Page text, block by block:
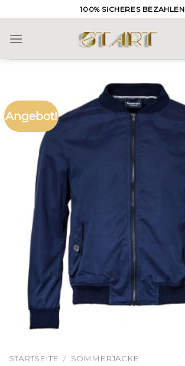
to
content
100% SICHERES BEZAHLEN
Angebot!
STARTSEITE / SOMMERJACKE